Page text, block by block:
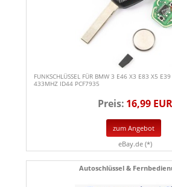
FUNKSCHLÜSSEL FÜR BMW 3 E46 X3 E83 X5
433MHZ ID44 PCF7935
Preis: 16,99 EUR
zum Angebot
eBay.de (*)
Autoschlüssel &